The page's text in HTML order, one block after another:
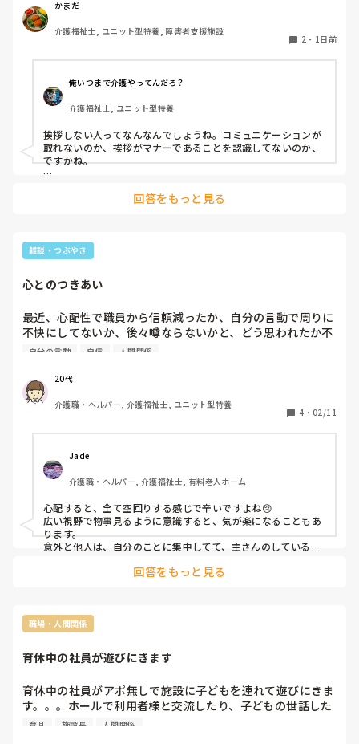
若いからって言いたくないけど、ほんまこの子くらいだか
ら。
人によって変えてるんかなぁ。
身体がしんどいから、無理といいたい？
身体がしんどい時こそ、助けてもらうためにあいさつ、コミ
ュニケーションじゃないの？
頼みにくい雰囲気を出しているつもりはないんだけどな、
私。
かまだ
介護福祉士, ユニット型特養, 障害者支援施設
2 ・ 1日前
俺いつまで介護やってんだろ？
介護福祉士, ユニット型特養
挨拶しない人ってなんなんでしょうね。コミュニケーションが
取れないのか、挨拶がマナーであることを認識してないのか、
ですかね。
相談員とかがそうですから。お気に入りの職員とそうでない職
回答をもっと見る
雑談・つぶやき
心とのつきあい
最近、心配性で職員から信頼減ったか、自分の言動で周りに
不快にしてないか、後々噂ならないかと、どう思われたか不
安になったりする。
職員の機嫌も気にし過ぎで、、
心配性が色々影響し、仕事スムーズに上手くいかなってい
る。気持ち不安定。
皆さんは不安とどう付き合ってますか？
自分の言動 自信 人間関係
20代
介護職・ヘルパー, 介護福祉士, ユニット型特養
4 ・ 02/11
Jade
介護職・ヘルパー, 介護福祉士, 有料老人ホーム
心配すると、全て空回りする感じで辛いですよね😢
広い視野で物事見るように意識すると、気が楽になることもあ
ります。
意外と他人は、自分のことに集中してて、主さんのしているこ
いちいち気にする人がいれば、その人に問題あるような😅
日々の疲れも溜まってるのかもしれません。
ちょっと肩の力を抜いて、自然の中でリラックスするのもいい
かもですよー
回答をもっと見る
職場・人間関係
育休中の社員が遊びにきます
育休中の社員がアポ無しで施設に子どもを連れて遊びにきま
す。。。ホールで利用者様と交流したり、子どもの世話した
り、仕事中の職員に横から話しかけたり、、、まるで家にい
育児 施設長 人間関係